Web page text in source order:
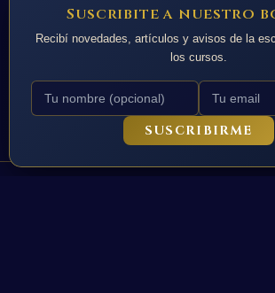
Suscribite a nuestro
Recibí novedades, artículos y avisos de la
los cursos.
SUSCRIBIRME